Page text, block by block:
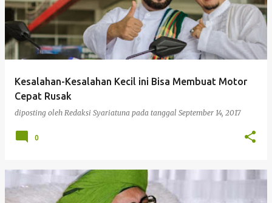
Kesalahan-Kesalahan Kecil ini Bisa Membuat Motor
Cepat Rusak
diposting oleh Redaksi Syariatuna pada tanggal September 14, 2017
0